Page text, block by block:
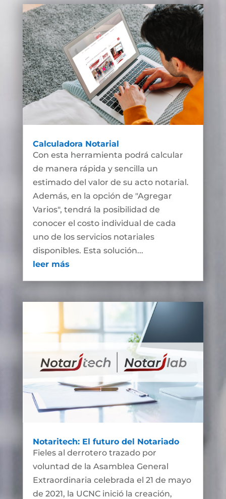
Calculadora Notarial
Con esta herramienta podrá calcular
de manera rápida y sencilla un
estimado del valor de su acto notarial.
Además, en la opción de "Agregar
Varios", tendrá la posibilidad de
conocer el costo individual de cada
uno de los servicios notariales
disponibles. Esta solución...
leer más
Notaritech: El futuro del Notariado
Fieles al derrotero trazado por
voluntad de la Asamblea General
Extraordinaria celebrada el 21 de mayo
de 2021, la UCNC inició la creación,